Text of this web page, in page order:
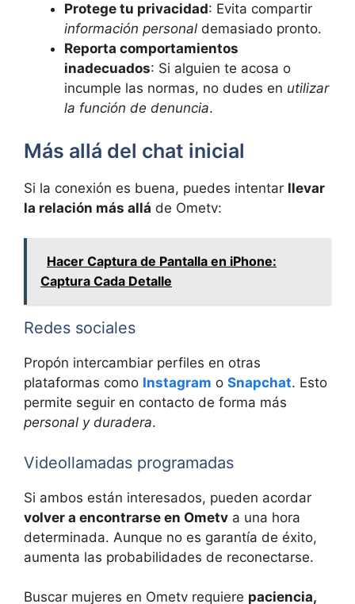
Protege tu privacidad: Evita compartir
información personal demasiado pronto.
Reporta comportamientos
inadecuados: Si alguien te acosa o
incumple las normas, no dudes en utilizar
la función de denuncia.
Más allá del chat inicial
Si la conexión es buena, puedes intentar llevar
la relación más allá de Ometv:
Hacer Captura de Pantalla en iPhone:
Captura Cada Detalle
Redes sociales
Propón intercambiar perfiles en otras
plataformas como Instagram o Snapchat. Esto
permite seguir en contacto de forma más
personal y duradera.
Videollamadas programadas
Si ambos están interesados, pueden acordar
volver a encontrarse en Ometv a una hora
determinada. Aunque no es garantía de éxito,
aumenta las probabilidades de reconectarse.
Buscar mujeres en Ometv requiere paciencia,